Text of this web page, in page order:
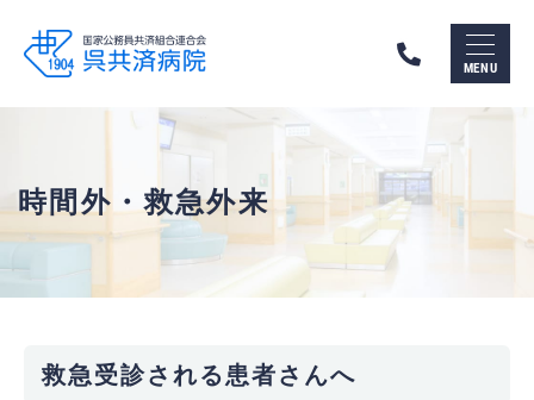
呉
市
呉
共
（国
員
MENU
時間外・救急外来
救急受診される患者さんへ